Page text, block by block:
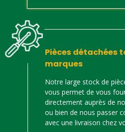
Pièces détachées
marques
Notre large stock de
vous permet de vous
directement auprès de
ou bien de nous passer
avec une livraison chez